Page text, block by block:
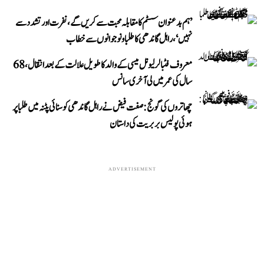
’ہم بدعنوان سسٹم کا مقابلہ محبت سے کریں گے، نفرت اور تشدد سے
نہیں‘، راہل گاندھی کا طلبا و نوجوانوں سے خطاب
معروف فٹبالر لیونل میسی کے والد کا طویل علالت کے بعد انتقال، 68
سال کی عمر میں لی آخری سانس
چھاتروں کی گونج: صفت فیض نے راہل گاندھی کو سنائی پٹنہ میں طلبا پر
ہوئی پولیس بربریت کی داستان
ADVERTISEMENT